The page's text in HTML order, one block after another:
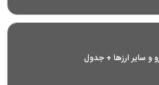
و سایر ارز‌ها + جدول